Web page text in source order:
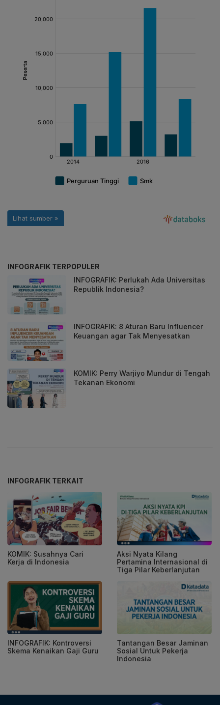
INFOGRAFIK TERPOPULER
INFOGRAFIK: Perlukah Ada Universitas
Republik Indonesia?
INFOGRAFIK: 8 Aturan Baru Influencer
Keuangan agar Tak Menyesatkan
KOMIK: Perry Warjiyo Mundur di Tengah
Tekanan Ekonomi
INFOGRAFIK TERKAIT
KOMIK: Susahnya Cari
Kerja di Indonesia
Aksi Nyata Kilang
Pertamina Internasional di
Tiga Pilar Keberlanjutan
INFOGRAFIK: Kontroversi
Skema Kenaikan Gaji Guru
Tantangan Besar Jaminan
Sosial Untuk Pekerja
Indonesia